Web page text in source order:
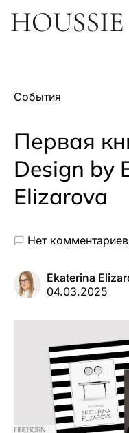
События
Первая
Design by
Elizarova
Нет комментариев
Ekaterina
04.03.2025